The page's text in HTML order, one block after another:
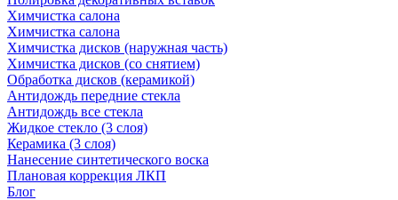
Химчистка салона
Химчистка салона
Химчистка дисков (наружная часть)
Химчистка дисков (со снятием)
Обработка дисков (керамикой)
Антидождь передние стекла
Антидождь все стекла
Жидкое стекло (3 слоя)
Керамика (3 слоя)
Нанесение синтетического воска
Плановая коррекция ЛКП
Блог